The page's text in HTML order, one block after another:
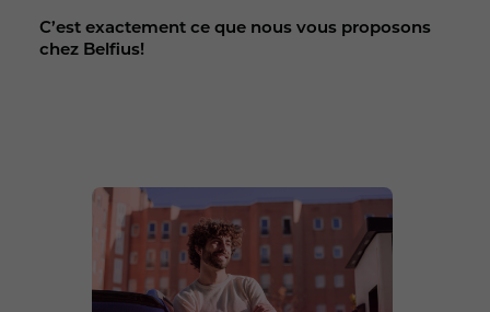
C’est exactement ce que nous vous proposons
chez Belfius!